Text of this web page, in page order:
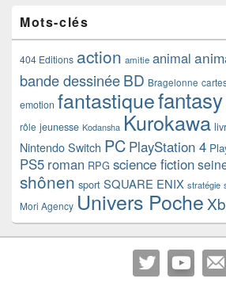
Mots-clés
404 Editions action amitie animal
bande dessinéeBD Bragelonne
emotion fantastiquefantasy
rôle jeunesse Kodansha Kurokawa
Nintendo Switch PC PlayStation 4
PS5 roman RPG science fiction
shônen sport SQUARE ENIX stratégie
Mori Agency Univers Poche